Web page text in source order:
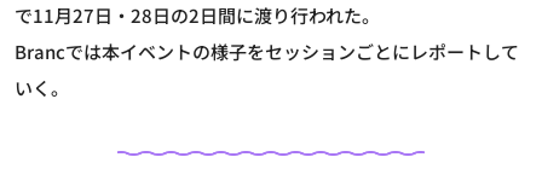
で11月27日・28日の2日間に渡り行われた。
Brancでは本イベントの様子をセッションごとにレポートして
いく。